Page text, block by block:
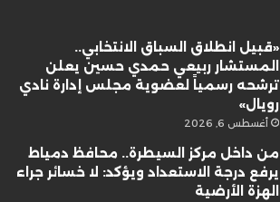
«قبيل انطلاق السباق الانتخابي..
المستشار ربيعي حمدي حسين يعلن
ترشحه رسمياً لعضوية مجلس إدارة نادي
رويال»
أغسطس 6, 2026
من داخل مركز السيطرة.. محافظ دمياط
يرفع درجة الاستعداد ويؤكد: لا خسائر جراء
الهزة الأرضية